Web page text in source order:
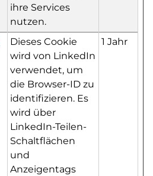
ihre Services
nutzen.
Dieses Cookie
wird von LinkedIn
verwendet, um
die Browser-ID zu
identifizieren. Es
wird über
LinkedIn-Teilen-
Schaltflächen
und
Anzeigentags
1 Jahr